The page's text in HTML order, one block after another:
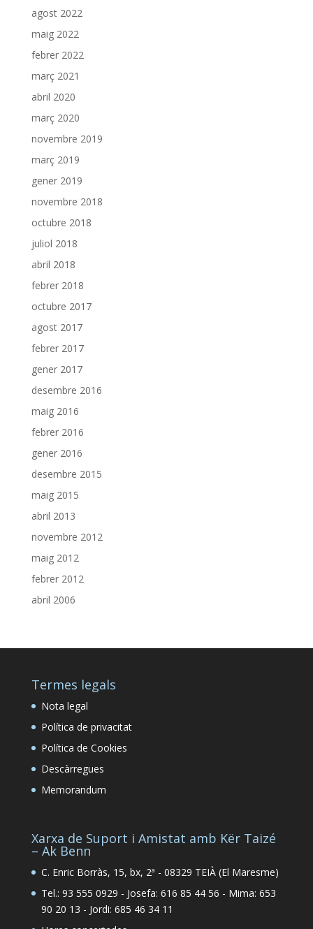
agost 2022
maig 2022
febrer 2022
març 2021
abril 2020
març 2020
novembre 2019
març 2019
gener 2019
novembre 2018
octubre 2018
juliol 2018
abril 2018
febrer 2018
octubre 2017
agost 2017
febrer 2017
gener 2017
desembre 2016
maig 2016
febrer 2016
gener 2016
desembre 2015
maig 2015
abril 2013
novembre 2012
maig 2012
febrer 2012
abril 2006
Termes legals
Nota legal
Política de privacitat
Política de Cookies
Descàrregues
Memorandum
Xarxa de Suport i Amistat amb Kër Taizé
– Ak Benn
C. Enric Borràs, 15, bx, 2ª - 08329 TEIÀ (El Maresme)
Tel.: 93 555 0929 - Josefa: 616 85 44 56 - Mima: 653
90 20 13 - Jordi: 685 46 34 11